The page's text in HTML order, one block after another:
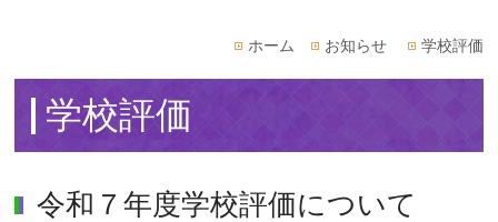
ホーム お知らせ 学校評価
学校評価
令和７年度学校評価について